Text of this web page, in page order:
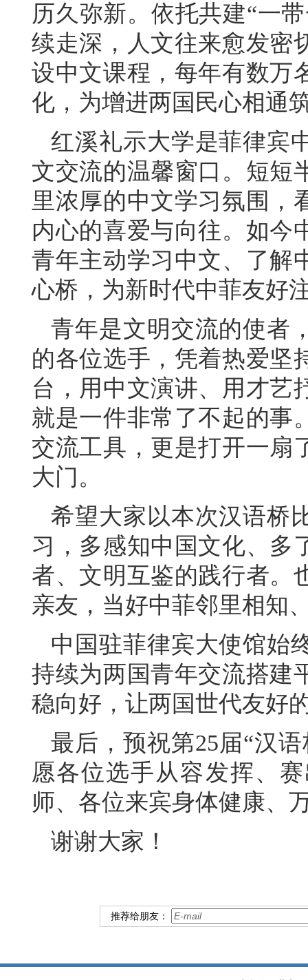
历久弥新。依托共建“一
续走深，人文往来愈发密
设中文课程，每年有数万
化，为增进两国民心相通
红溪礼示大学是菲律宾
文交流的温馨窗口。短短
里浓厚的中文学习氛围，
内心的喜爱与向往。如今
青年主动学习中文、了解
心桥，为新时代中菲友好
青年是文明交流的使者
的各位选手，凭着热爱坚
台，用中文演讲、用才艺
就是一件非常了不起的事
交流工具，更是打开一扇
大门。
希望大家以本次汉语桥
习，多感知中国文化、多
者、文明互鉴的践行者。
亲友，当好中菲邻里相知
中国驻菲律宾大使馆始
持续为两国青年交流搭建
稳向好，让两国世代友好
最后，预祝第25届“汉
愿各位选手从容发挥、
师、各位来宾身体健康、
谢谢大家！
推荐给朋友：